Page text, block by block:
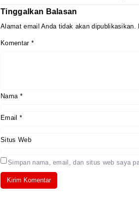
Tinggalkan Balasan
Alamat email Anda tidak akan dipublikasikan.
Komentar *
Nama *
Email *
Situs Web
Simpan nama, email, dan situs web saya